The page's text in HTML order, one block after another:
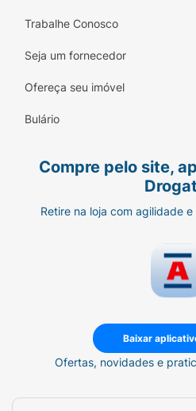
Trabalhe Conosco
Seja um fornecedor
Ofereça seu imóvel
Bulário
Compre pelo site,
Retire na loja com agilidade
Baixar
Ofertas, novidades e